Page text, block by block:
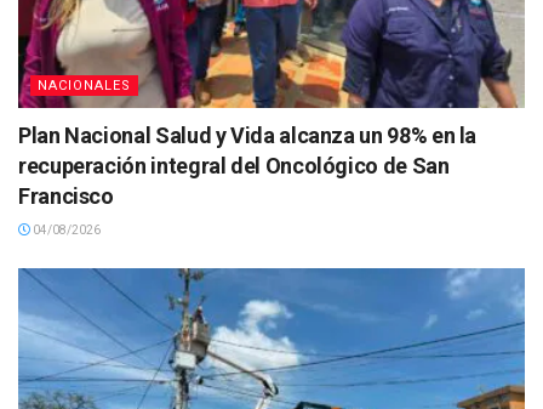
NACIONALES
Plan Nacional Salud y Vida alcanza un 98% en la
recuperación integral del Oncológico de San
Francisco
04/08/2026